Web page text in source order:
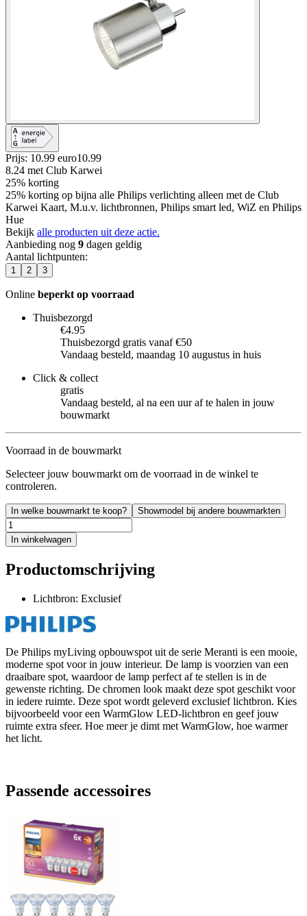
Prijs: 10.99 euro10.99
8.24 met Club Karwei
25% korting
25% korting op bijna alle Philips verlichting alleen met de Club
Karwei Kaart, M.u.v. lichtbronnen, Philips smart led, WiZ en Philips
Hue
Bekijk alle producten uit deze actie.
Aanbieding nog 9 dagen geldig
Aantal lichtpunten:
1 2 3
Online beperkt op voorraad
Thuisbezorgd
€4.95
Thuisbezorgd gratis vanaf €50
Vandaag besteld, maandag 10 augustus in huis
Click & collect
gratis
Vandaag besteld, al na een uur af te halen in jouw
bouwmarkt
Voorraad in de bouwmarkt
Selecteer jouw bouwmarkt om de voorraad in de winkel te
controleren.
In welke bouwmarkt te koop? Showmodel bij andere bouwmarkten
In winkelwagen
Productomschrijving
Lichtbron: Exclusief
De Philips myLiving opbouwspot uit de serie Meranti is een mooie,
moderne spot voor in jouw interieur. De lamp is voorzien van een
draaibare spot, waardoor de lamp perfect af te stellen is in de
gewenste richting. De chromen look maakt deze spot geschikt voor
in iedere ruimte. Deze spot wordt geleverd exclusief lichtbron. Kies
bijvoorbeeld voor een WarmGlow LED-lichtbron en geef jouw
ruimte extra sfeer. Hoe meer je dimt met WarmGlow, hoe warmer
het licht.
Passende accessoires